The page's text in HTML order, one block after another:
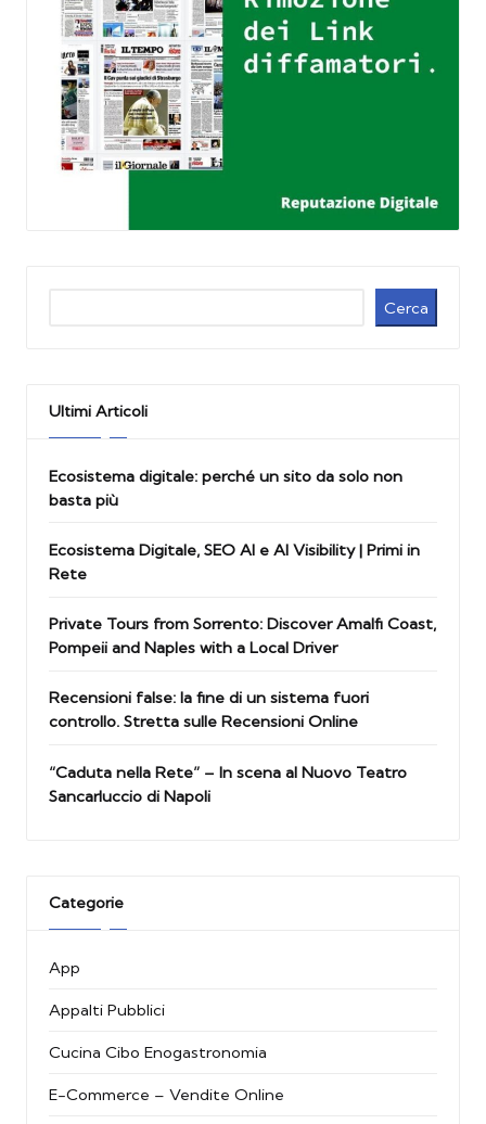
Cerca
Ultimi Articoli
Ecosistema digitale: perché un sito da solo non
basta più
Ecosistema Digitale, SEO AI e AI Visibility | Primi in
Rete
Private Tours from Sorrento: Discover Amalfi Coast,
Pompeii and Naples with a Local Driver
Recensioni false: la fine di un sistema fuori
controllo. Stretta sulle Recensioni Online
“Caduta nella Rete” – In scena al Nuovo Teatro
Sancarluccio di Napoli
Categorie
App
Appalti Pubblici
Cucina Cibo Enogastronomia
E-Commerce – Vendite Online